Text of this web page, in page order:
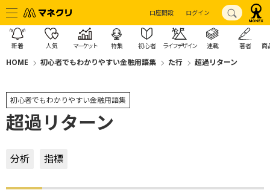
口座開設 ログイン
新着 人気 マーケット 特集 初心者 ライフデザイン 連載 著者 商
HOME 初心者でもわかりやすい金融用語集 た行 超過リターン
初心者でもわかりやすい金融用語集
超過リターン
分析 指標